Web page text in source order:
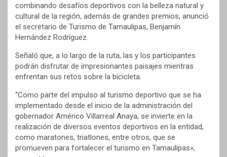
combinando desafíos deportivos con la belleza natural y
cultural de la región, además de grandes premios, anunció
el secretario de Turismo de Tamaulipas, Benjamín
Hernández Rodríguez.
Señaló que, a lo largo de la ruta, las y los participantes
podrán disfrutar de impresionantes paisajes mientras
enfrentan sus retos sobre la bicicleta.
“Como parte del impulso al turismo deportivo que se ha
implementado desde el inicio de la administración del
gobernador Américo Villarreal Anaya, se invierte en la
realización de diversos eventos deportivos en la entidad,
como maratones, triatlones, entre otros, que se
promueven para fortalecer el turismo en Tamaulipas»,